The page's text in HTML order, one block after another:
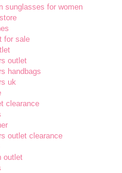
sunglasses for women
for sale
outlet
handbags
uk
clearance
outlet clearance
outlet